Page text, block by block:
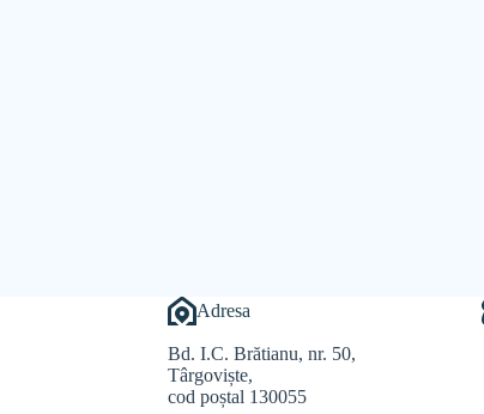
Adresa
Bd. I.C. Brătianu, nr. 50,
Târgoviște,
cod poștal 130055